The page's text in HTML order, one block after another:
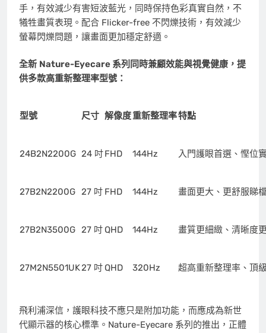
手，有效減少有害短波藍光，同時保持色彩真實自然，不
犧牲畫質表現。配合 Flicker-free 不閃爍技術，有效減少
螢幕閃爍問題，讓畫面更加穩定舒適。
全新 Nature-Eyecare 系列同時兼顧效能與視覺健康，提
供多款高重新整理率型號：
型號 尺寸 解像度重新整理率特點
24B2N2200G 24 吋FHD 144Hz 入門護眼首選、慳位
27B2N2200G 27 吋 FHD 144Hz 畫面更大、更舒服睇
27B2N3500G 27 吋 QHD 144Hz 畫質更細緻、清晰度
27M2N5501UK27 吋 QHD 320Hz 超高重新整理率、頂
飛利浦深信，護眼科技不應只是附加功能，而應成為新世
代顯示器的核心標準。Nature-Eyecare 系列的推出，正體